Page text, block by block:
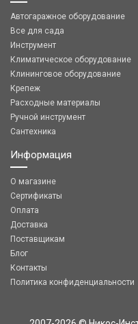
Автогаражное оборудование
Все для сада
Инструмент
Климатическое оборудование
Клининговое оборудование
Крепеж
Расходные материалы
Ручной инструмент
Сантехника
Информация
О магазине
Сертификаты
Оплата
Доставка
Поставщикам
Блог
Контакты
Политика конфиденциальности